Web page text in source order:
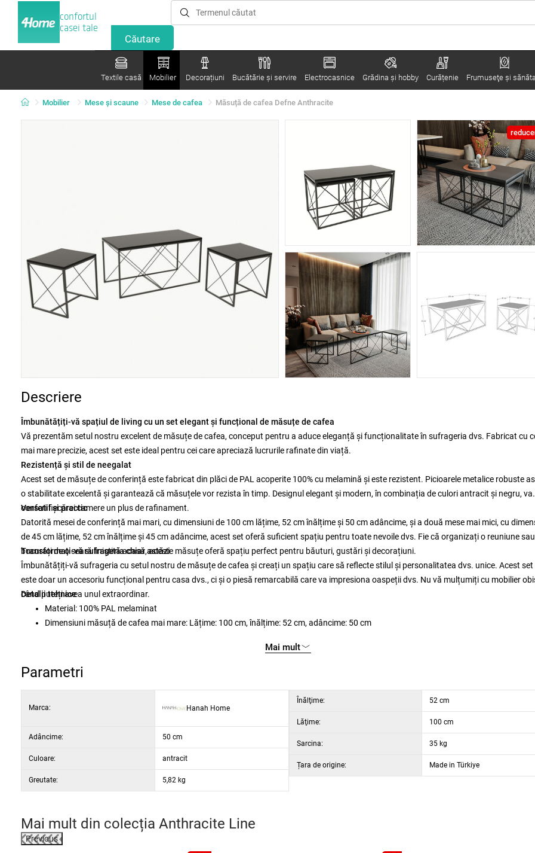
confortul
casei tale
Textile casă Mobilier Decorațiuni Bucătărie și servire Electrocasnice Grădina şi hobby Curățenie Frumuseţe şi
Mobilier Mese şi scaune Mese de cafea Măsuță de cafea Defne Anthracite
Descriere
Îmbunătățiți-vă spațiul de living cu un set elegant și funcțional de măsuțe de cafea
Vă prezentăm setul nostru excelent de măsuțe de cafea, conceput pentru a aduce eleganță și funcționalitate în sufrageria dvs. Fabricat cu
mai mare precizie, acest set este ideal pentru cei care apreciază lucrurile rafinate din viață.
Rezistență și stil de neegalat
Acest set de măsuțe de conferință este fabricat din plăci de PAL acoperite 100% cu melamină și este rezistent. Picioarele metalice robuste
o stabilitate excelentă și garantează că măsuțele vor rezista în timp. Designul elegant și modern, în combinația de culori antracit și negru, va
conferi fiecărei camere un plus de rafinament.
Versatil și practic
Datorită mesei de conferință mai mari, cu dimensiuni de 100 cm lățime, 52 cm înălțime și 50 cm adâncime, și a două mese mai mici, cu
de 45 cm lățime, 52 cm înălțime și 45 cm adâncime, acest set oferă suficient spațiu pentru toate nevoile dvs. Fie că organizați o reuniune
bucurați de o seară liniștită acasă, aceste măsuțe oferă spațiu perfect pentru băuturi, gustări și decorațiuni.
Transformați-vă sufrageria chiar astăzi
Îmbunătățiți-vă sufrageria cu setul nostru de măsuțe de cafea și creați un spațiu care să reflecte stilul și personalitatea dvs. unice. Acest set
este doar un accesoriu funcțional pentru casa dvs., ci și o piesă remarcabilă care va impresiona oaspeții dvs. Nu vă mulțumiți cu mobilier
când puteți avea unul extraordinar.
Detalii tehnice
Material: 100% PAL melaminat
Dimensiuni măsuță de cafea mai mare: Lățime: 100 cm, înălțime: 52 cm, adâncime: 50 cm
Mai mult
Parametri
Marca: Hanah Home
Adâncime: 50 cm
Culoare: antracit
Greutate: 5,82 kg
Înălţime: 52 cm
Lăţime: 100 cm
Sarcina: 35 kg
Țara de origine: Made in Türkiye
Mai mult din colecția Anthracite Line
Previous